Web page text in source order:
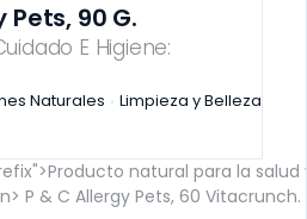
E Higiene:
90 G.
Naturales Limpieza y Belleza